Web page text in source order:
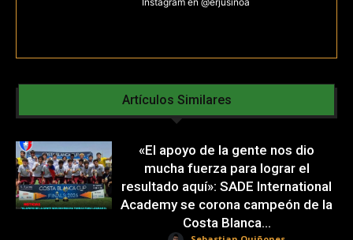
Artículos Similares
«El apoyo de la gente nos dio
mucha fuerza para lograr el
resultado aquí»: SADE International
Academy se corona campeón de la
Costa Blanca...